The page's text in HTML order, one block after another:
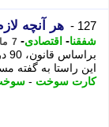
127 - هر آنچه
شفقنا- اقتصادی- 7 ماه پیش - دوشنبه 29 دی 1404، 10:36
این راستا به گفته
کارت سوخت -